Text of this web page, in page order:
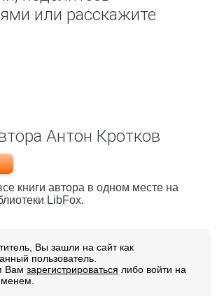
или расскажите
Антон Кротков
книги автора в одном месте на
LibFox.
Вы зашли на сайт как
пользователь.
Вам зарегистрироваться либо войти на